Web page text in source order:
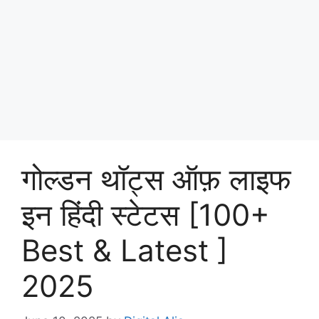
गोल्डन थॉट्स ऑफ़ लाइफ
इन हिंदी स्टेटस [100+
Best & Latest ]
2025